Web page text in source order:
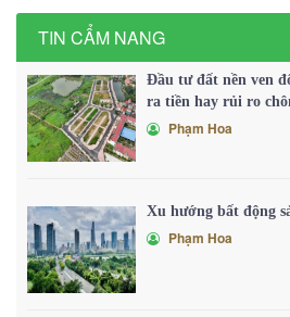
TIN CẨM NANG
Đầu tư đất nền ven
ra tiền hay rủi ro
Phạm Hoa
Xu hướng bất động
Phạm Hoa